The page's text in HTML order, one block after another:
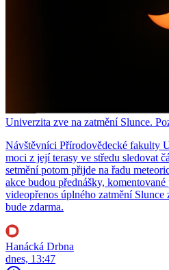
Univerzita zve na zatmění Slunce.
Návštěvníci Přírodovědecké fakulty
moci z její terasy ve středu sledovat
setmění potom přijde na řadu
akce budou přednášky,
videopřenos úplného zatmění Slunce
bude zdarma.
Hanácká Drbna
dnes, 13:47